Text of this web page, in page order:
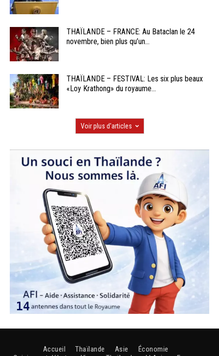
THAÏLANDE – FRANCE: Au Bataclan le 24
novembre, bien plus qu’un...
THAÏLANDE – FESTIVAL: Les six plus beaux
«Loy Krathong» du royaume...
Voir plus d'articles
Accueil Thaïlande Asie
Économie